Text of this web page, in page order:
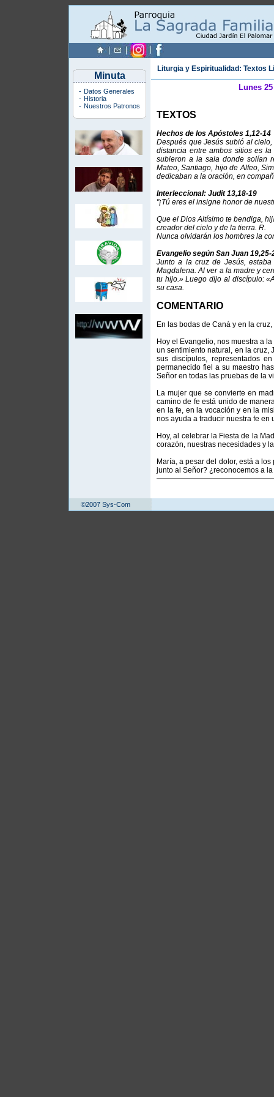
Minuta
- Datos Generales
- Historia
- Nuestros Patronos
Liturgia y Espiritualidad: Textos
Lunes
TEXTOS
Hechos de los Apóstoles 1,12-14
Después que Jesús subió al
distancia entre ambos sitios es
subieron a la sala donde solían
Mateo, Santiago, hijo de Alfeo,
dedicaban a la oración, en
Interleccional: Judit 13,18-19
"¡Tú eres el insigne honor de
Que el Dios Altísimo te bendiga,
creador del cielo y de la tierra. R.
Nunca olvidarán los hombres la
Evangelio según San Juan 19,25-
Junto a la cruz de Jesús,
Magdalena. Al ver a la madre y
tu hijo.» Luego dijo al discípulo:
su casa.
COMENTARIO
En las bodas de Caná y en la
Hoy el Evangelio, nos muestra a
un sentimiento natural, en la cruz,
sus discípulos, representados
permanecido fiel a su maestro
Señor en todas las pruebas de la
La mujer que se convierte en
camino de fe está unido de
en la fe, en la vocación y en la
nos ayuda a traducir nuestra fe
Hoy, al celebrar la Fiesta de la
corazón, nuestras necesidades y
María, a pesar del dolor, está a
junto al Señor? ¿reconocemos a
©2007 Sys-Com